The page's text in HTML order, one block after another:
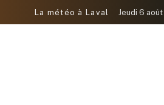
La météo à Laval Jeudi 6 août